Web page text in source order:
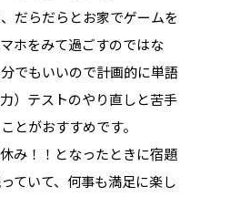
だらだらとお家でゲームを
ホをみて過ごすのではな
でもいいので計画的に単語
）テストのやり直しと苦手
とがおすすめです。
み！！となったときに宿題
ていて、何事も満足に楽し